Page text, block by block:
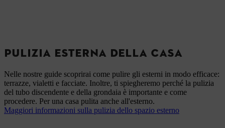
PULIZIA ESTERNA DELLA CASA
Nelle nostre guide scoprirai come pulire gli esterni in modo efficace:
terrazze, vialetti e facciate. Inoltre, ti spiegheremo perché la pulizia
del tubo discendente e della grondaia è importante e come
procedere. Per una casa pulita anche all'esterno.
Maggiori informazioni sulla pulizia dello spazio esterno